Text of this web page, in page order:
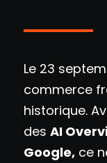
Le 23
commerce
historique.
des AI
Google,ce